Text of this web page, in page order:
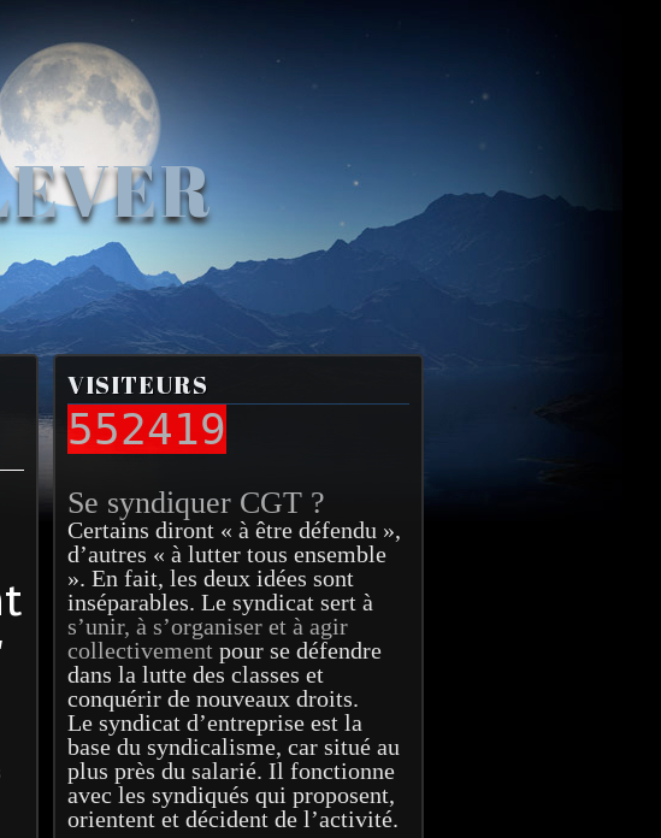
VISITEURS
552419
Se syndiquer CGT ?
Certains diront « à être défendu »,
d’autres « à lutter tous ensemble
». En fait, les deux idées sont
inséparables. Le syndicat sert à
s’unir, à s’organiser et à agir
collectivement pour se défendre
dans la lutte des classes et
conquérir de nouveaux droits.
Le syndicat d’entreprise est la
base du syndicalisme, car situé au
plus près du salarié. Il fonctionne
avec les syndiqués qui proposent,
orientent et décident de l’activité.